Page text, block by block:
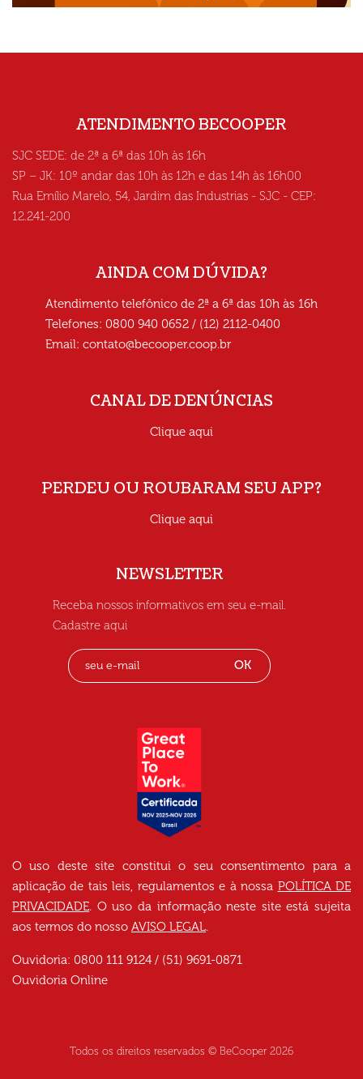
ATENDIMENTO BECOOPER
SJC SEDE: de 2ª a 6ª das 10h às 16h
SP – JK: 10º andar das 10h às 12h e das 14h às 16h00
Rua Emílio Marelo, 54, Jardim das Industrias - SJC - CEP:
12.241-200
AINDA COM DÚVIDA?
Atendimento telefônico de 2ª a 6ª das 10h às 16h
Telefones: 0800 940 0652 / (12) 2112-0400
Email: contato@becooper.coop.br
CANAL DE DENÚNCIAS
Clique aqui
PERDEU OU ROUBARAM SEU APP?
Clique aqui
NEWSLETTER
Receba nossos informativos em seu e-mail.
Cadastre aqui
OK
O uso deste site constitui o seu consentimento para a
aplicação de tais leis, regulamentos e à nossa POLÍTICA DE
PRIVACIDADE. O uso da informação neste site está sujeita
aos termos do nosso AVISO LEGAL.
Ouvidoria: 0800 111 9124 / (51) 9691-0871
Ouvidoria Online
Todos os direitos reservados © BeCooper 2026